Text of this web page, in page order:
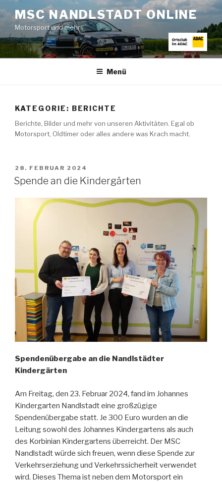
Inhalt
springen
MSC NANDLSTADT ONLINE
Motorsport und mehr
Menü
KATEGORIE: BERICHTE
Berichte, Bilder und mehr von unseren Aktivitäten. Egal ob
Motorsport, Oldtimer oder alles andere was Krach macht.
VERÖFFENTLICHT
AM
28. FEBRUAR 2024
Spende an die Kindergärten
Spendenübergabe an die Nandlstädter
Kindergärten
Am Freitag, den 23. Februar 2024, fand im Johannes
Kindergarten Nandlstadt eine großzügige
Spendenübergabe statt. Je 300 Euro wurden an die
Leitung sowohl des Johannes Kindergartens als auch
des Korbinian Kindergartens überreicht. Der MSC
Nandlstadt würde sich freuen, wenn diese Spende zur
Verkehrserziehung und Verkehrssicherheit verwendet
wird. Dieses Thema ist neben dem Motorsport ein